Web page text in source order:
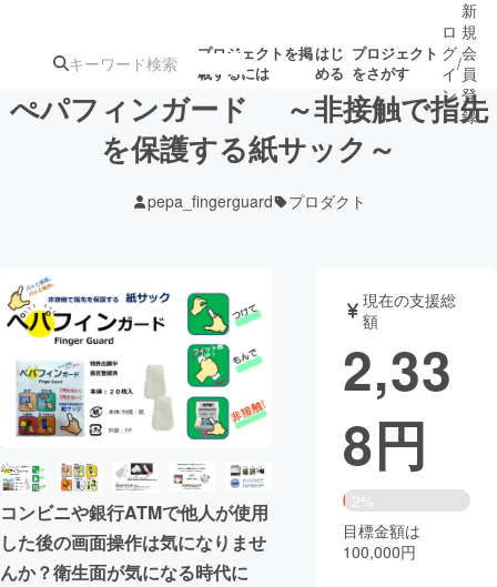
プロジェクトを掲
載するには
はじ
める
プロジェクト
をさがす
ターン
ジェクト
募集終了が近いプ
ロジェクト
アート・写真 音楽
テクノロジー・ガジェット ゲーム・サ
映像・映画 書籍・雑誌
ビジネス・起業 チャレンジ
まちづくり・地域活性化
ロ
グ
イ
ン
/
新
規
会
員
登
録
ぺパフィンガード ～非接触で指先
を保護する紙サック～
pepa_fingerguard プロダクト
コンビニや銀行ATMで他人が使用
した後の画面操作は気になりませ
んか？衛生面が気になる時代に
現在の支援総
額
2,33
8円
2%
目標金額は
100,000円